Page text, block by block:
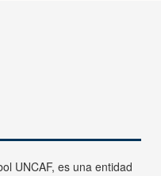
UNCAF, es una entidad